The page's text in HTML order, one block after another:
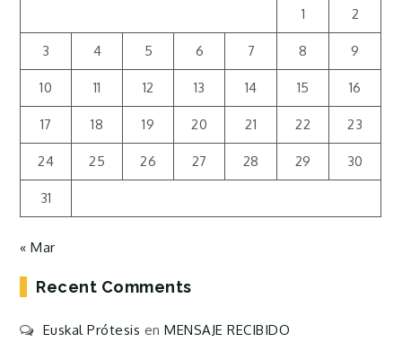
1 2
3 4 5 6 7 8 9
10 11 12 13 14 15 16
17 18 19 20 21 22 23
24 25 26 27 28 29 30
31
« Mar
Recent Comments
Euskal Prótesis enMENSAJE RECIBIDO